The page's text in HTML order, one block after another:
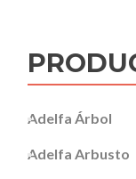
Adelfa Árbol
Adelfa Arbusto